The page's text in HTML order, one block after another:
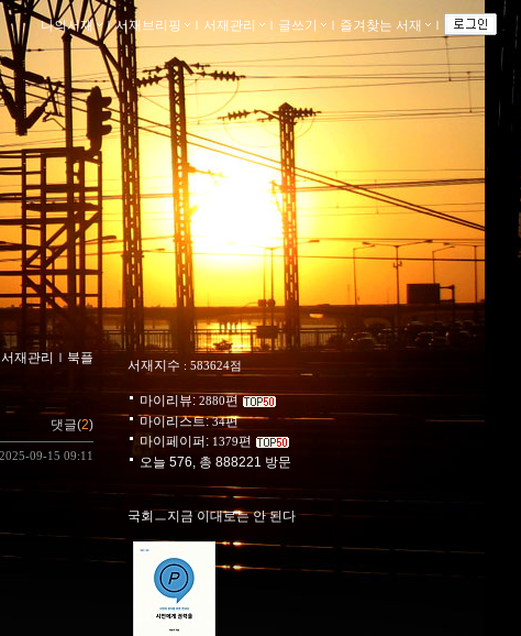
나의서재 ｌ서재브리핑 ｌ 서재관리 ｌ 글쓰기 ｌ 즐겨찾는 서재 ｌ
서재관리 ｌ 북플
댓글(2)
09-15 09:11
서재지수 : 583624점
마이리뷰: 2880편
마이리스트:34편
마이페이퍼: 1379편
오늘 576, 총 888221 방문
국회ㅡ지금 이대로는 안 된다